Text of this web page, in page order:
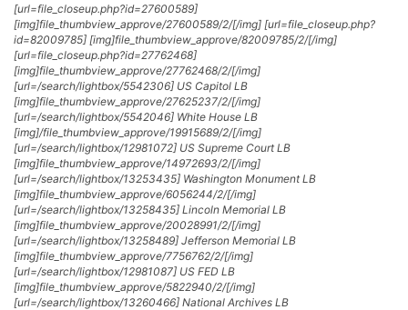
[url=file_closeup.php?id=27600589]
[img]file_thumbview_approve/27600589/2/[/img] [url=file_closeup.php?
id=82009785] [img]file_thumbview_approve/82009785/2/[/img]
[url=file_closeup.php?id=27762468]
[img]file_thumbview_approve/27762468/2/[/img]
[url=/search/lightbox/5542306] US Capitol LB
[img]file_thumbview_approve/27625237/2/[/img]
[url=/search/lightbox/5542046] White House LB
[img]/file_thumbview_approve/19915689/2/[/img]
[url=/search/lightbox/12981072] US Supreme Court LB
[img]file_thumbview_approve/14972693/2/[/img]
[url=/search/lightbox/13253435] Washington Monument LB
[img]file_thumbview_approve/6056244/2/[/img]
[url=/search/lightbox/13258435] Lincoln Memorial LB
[img]file_thumbview_approve/20028991/2/[/img]
[url=/search/lightbox/13258489] Jefferson Memorial LB
[img]file_thumbview_approve/7756762/2/[/img]
[url=/search/lightbox/12981087] US FED LB
[img]file_thumbview_approve/5822940/2/[/img]
[url=/search/lightbox/13260466] National Archives LB